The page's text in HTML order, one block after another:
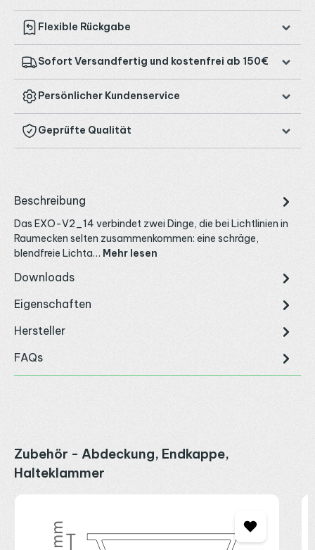
Flexible Rückgabe
Sofort Versandfertig und kostenfrei ab 150€
Persönlicher Kundenservice
Geprüfte Qualität
Beschreibung
Das EXO-V2_14 verbindet zwei Dinge, die bei Lichtlinien in
Raumecken selten zusammenkommen: eine schräge,
blendfreie Lichta… Mehr lesen
Downloads
Eigenschaften
Hersteller
FAQs
Produktgalerie überspringen
Zubehör - Abdeckung, Endkappe,
Halteklammer